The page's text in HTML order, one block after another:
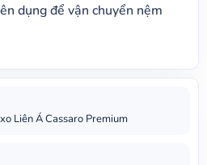
dụng để vận chuyển nệm
Liên Á Cassaro Premium